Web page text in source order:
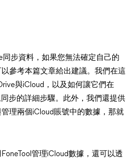
同步資料，如果您無法確定自己的
參考本篇文章給出建議。我們在這
與iCloud，以及如何讓它們在
步的詳細步驟。此外，我們還提供
管理兩個iCloud賬號中的數據，那就
管理iCloud數據，還可以透